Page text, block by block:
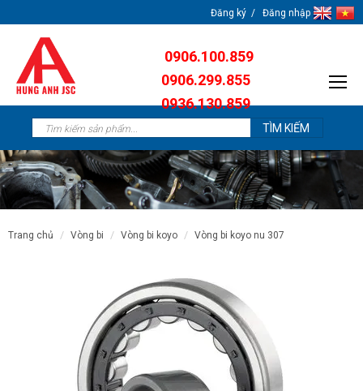
Đăng ký Đăng nhập
0906.100.859
0906.299.855
0936.130.859
trang chủ vòng bi vòng bi koyo vòng bi koyo nu 307